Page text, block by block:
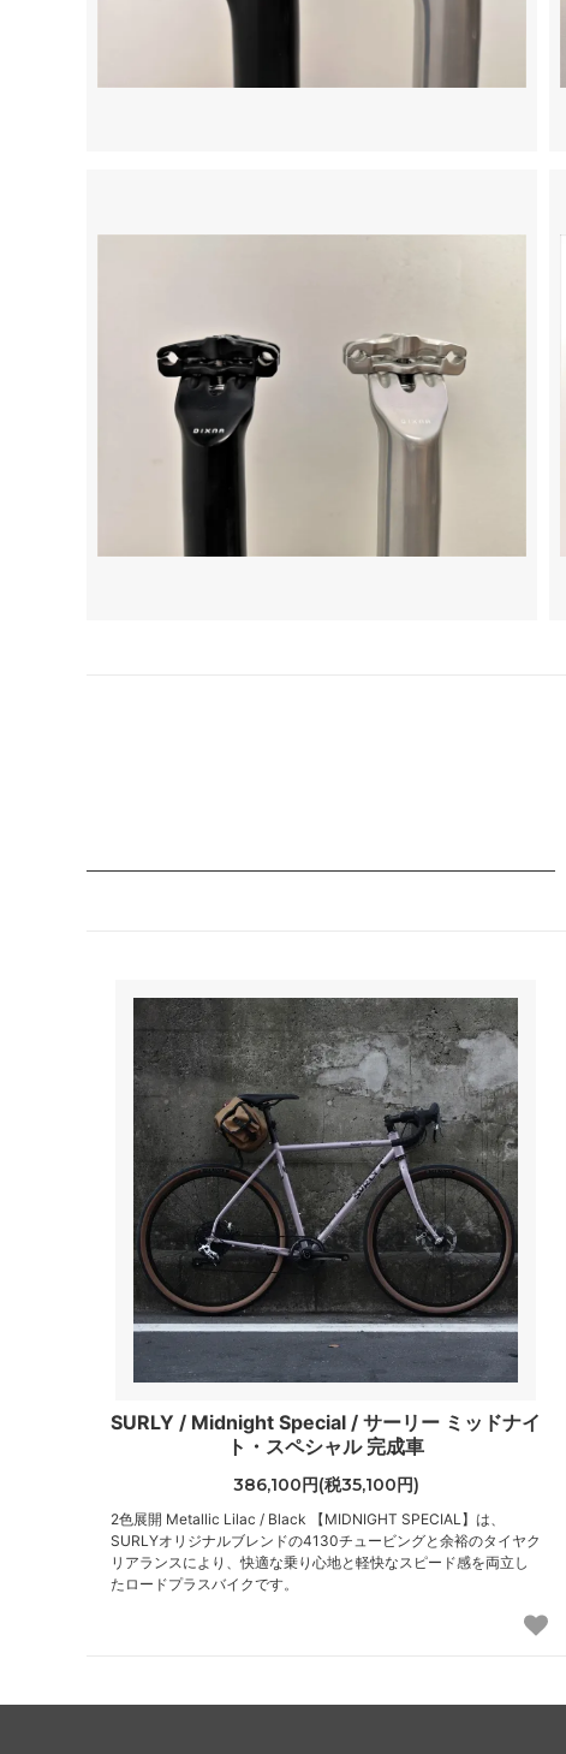
SURLY / Midnight Special / サーリー ミッドナイ
ト・スペシャル 完成車
386,100円(税35,100円)
2色展開 Metallic Lilac / Black 【MIDNIGHT SPECIAL】は、
SURLYオリジナルブレンドの4130チュービングと余裕のタイヤク
リアランスにより、快適な乗り心地と軽快なスピード感を両立し
たロードプラスバイクです。